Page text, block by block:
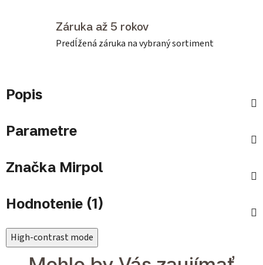
Záruka až 5 rokov
Predĺžená záruka na vybraný sortiment
Popis
Parametre
Značka Mirpol
Hodnotenie (1)
High-contrast mode